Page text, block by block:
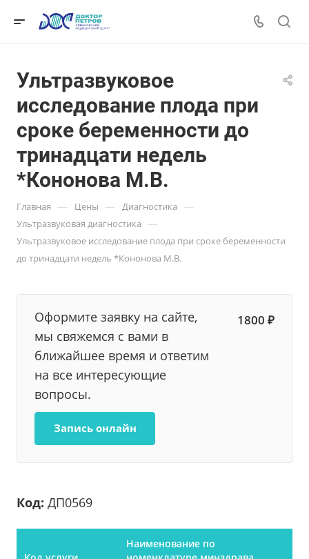
Ультразвуковое
исследование плода при
сроке беременности до
тринадцати недель
*Кононова М.В.
Главная — Цены — Диагностика —
Ультразвуковая диагностика —
Ультразвуковое исследование плода при сроке беременности
до тринадцати недель *Кононова М.В.
Оформите заявку на сайте,
мы свяжемся с вами в
ближайшее время и ответим
на все интересующие
вопросы.
1800 ₽
Запись онлайн
Код: ДП0569
Наименование по